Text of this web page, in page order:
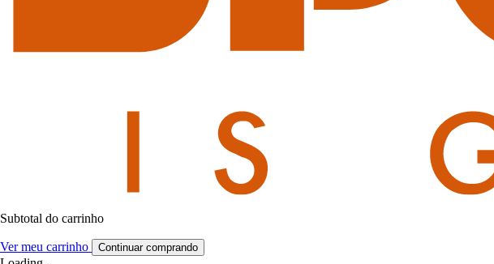
Subtotal do carrinho
Ver meu carrinho Continuar comprando